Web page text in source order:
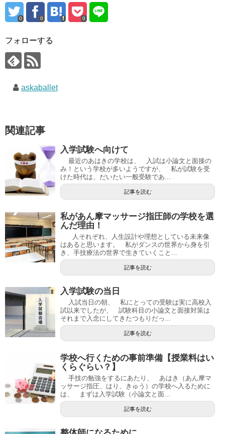
0 0 0
フォローする
askaballet
関連記事
入学試験へ向けて
最近のあはきの学校は、 入試は小論文と面接の
み！という学校が多いようですが、 私が試験を受
けた時代は、だいたい一般受験であ...
記事を読む
私があん摩マッサージ指圧師の学校を選
んだ理由！
人それぞれ、人生設計や理想としている未来像
はあると思います。 私がダンスの世界から身を引
き、手技療法の世界で生きていくこと...
記事を読む
入学試験の当日
入試当日の朝、 私にとっての受験は実に高校入
試以来でしたが、 試験科目の小論文と面接対策は
それまで入念にしてきたつもりだっ...
記事を読む
学校へ行くための事前準備【授業料はい
くらぐらい？】
手技の勉強をするにあたり、 あはき（あん摩マ
ッサージ指圧、はり、きゅう）の学校へ入るために
は、 まずは入学試験（小論文と面...
記事を読む